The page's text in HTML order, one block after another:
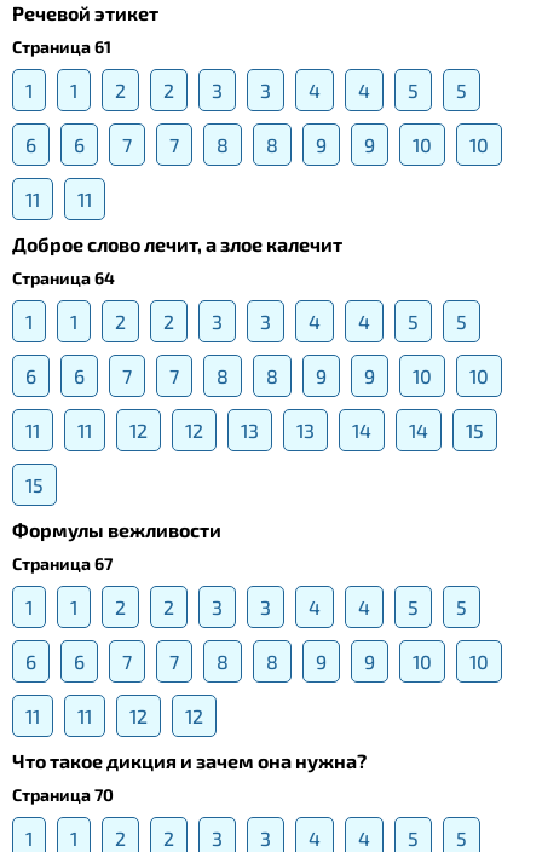
Речевой этикет
Страница 61
1 1 2 2 3 3 4 4 5 5
6 6 7 7 8 8 9 9 10 10
11
11
Доброе слово лечит, а злое калечит
Страница 64
1 1 2 2 3 3 4 4 5 5
6 6 7 7 8 8 9 9 10 10
11 11 12 12 13 13 14 14 15
15
Формулы вежливости
Страница 67
1 1 2 2 3 3 4 4 5 5
6 6 7 7 8 8 9 9 10 10
11 11 12
12
Что такое дикция и зачем она нужна?
Страница 70
1 1 2 2 3 3 4 4 5 5